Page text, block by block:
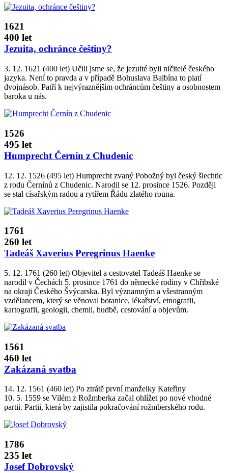
1621
400 let
Jezuita, ochránce češtiny?
3. 12. 1621 (400 let) Učili jsme se, že jezuité byli ničitelé českého
jazyka. Není to pravda a v případě Bohuslava Balbína to platí
dvojnásob. Patří k nejvýraznějším ochráncům češtiny a osobnostem
baroka u nás.
1526
495 let
Humprecht Černín z Chudenic
12. 12. 1526 (495 let) Humprecht zvaný Pobožný byl český šlechtic
z rodu Černínů z Chudenic. Narodil se 12. prosince 1526. Později
se stal císařským radou a rytířem Řádu zlatého rouna.
1761
260 let
Tadeáš Xaverius Peregrinus Haenke
5. 12. 1761 (260 let) Objevitel a cestovatel Tadeáš Haenke se
narodil v Čechách 5. prosince 1761 do německé rodiny v Chřibské
na okraji Českého Švýcarska. Byl významným a všestranným
vzdělancem, který se věnoval botanice, lékařství, etnografii,
kartografii, geologii, chemii, hudbě, cestování a objevům.
1561
460 let
Zakázaná svatba
14. 12. 1561 (460 let) Po ztrátě první manželky Kateřiny
10. 5. 1559 se Vilém z Rožmberka začal ohlížet po nové vhodné
partii. Partii, která by zajistila pokračování rožmberského rodu.
1786
235 let
Josef Dobrovský